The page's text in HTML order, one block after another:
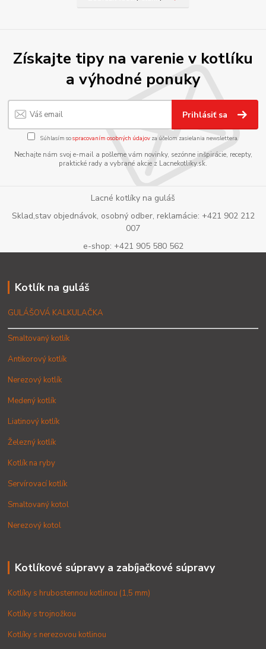
Získajte tipy na varenie v kotlíku
a výhodné ponuky
Prihlásiť sa
Súhlasím sospracovaním osobných údajov za účelom zasielania newslettera.
Nechajte nám svoj e-mail a pošleme vám novinky, sezónne inšpirácie, recepty,
praktické rady a vybrané akcie z Lacnekotliky.sk.
Lacné kotlíky na guláš
Sklad,stav objednávok, osobný odber, reklamácie: +421 902 212
007
e-shop: +421 905 580 562
Kotlík na guláš
GULÁŠOVÁ KALKULAČKA
Smaltovaný kotlík
Antikorový kotlík
Nerezový kotlík
Medený kotlík
Liatinový kotlík
Železný kotlík
Kotlík na ryby
Servírovací kotlík
Smaltovaný kotol
Nerezový kotol
Kotlíkové súpravy a zabíjačkové súpravy
Kotlíky s hrubostennou kotlinou (1,5 mm)
Kotlíky s trojnožkou
Kotlíky s nerezovou kotlinou